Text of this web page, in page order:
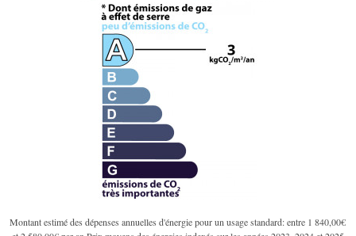
Montant estimé des dépenses annuelles d'énergie pour un usage standard: entre 1 840,00€